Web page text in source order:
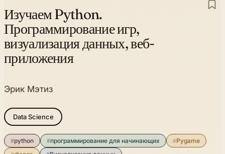
Изучаем Python.
Программирование игр,
визуализация данных, веб-
приложения
Эрик Мэтиз
Data Science
#python #программирование для начинающих #Pygame